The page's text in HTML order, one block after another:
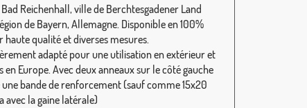
Reichenhall, ville de Berchtesgadener Land
de Bayern, Allemagne. Disponible en 100%
haute qualité et diverses mesures.
adapté pour une utilisation en extérieur et
en Europe. Avec deux anneaux sur le côté gauche
bande de renforcement (sauf comme 15x20
avec la gaine latérale)